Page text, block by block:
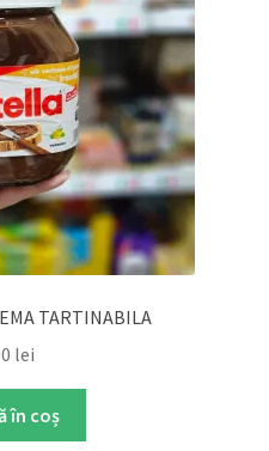
TARTINABILA
lei
în coș